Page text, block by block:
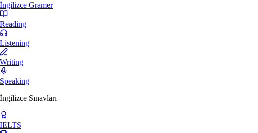
İngilizce Gramer
Reading
Listening
Writing
Speaking
İngilizce Sınavları
IELTS